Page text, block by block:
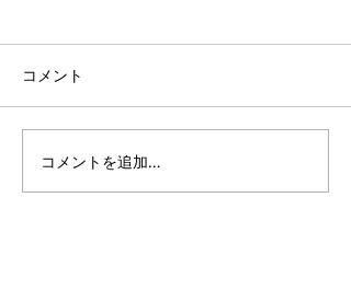
「手足口病」警報レベル
となっています
コメント
コメントを追加…